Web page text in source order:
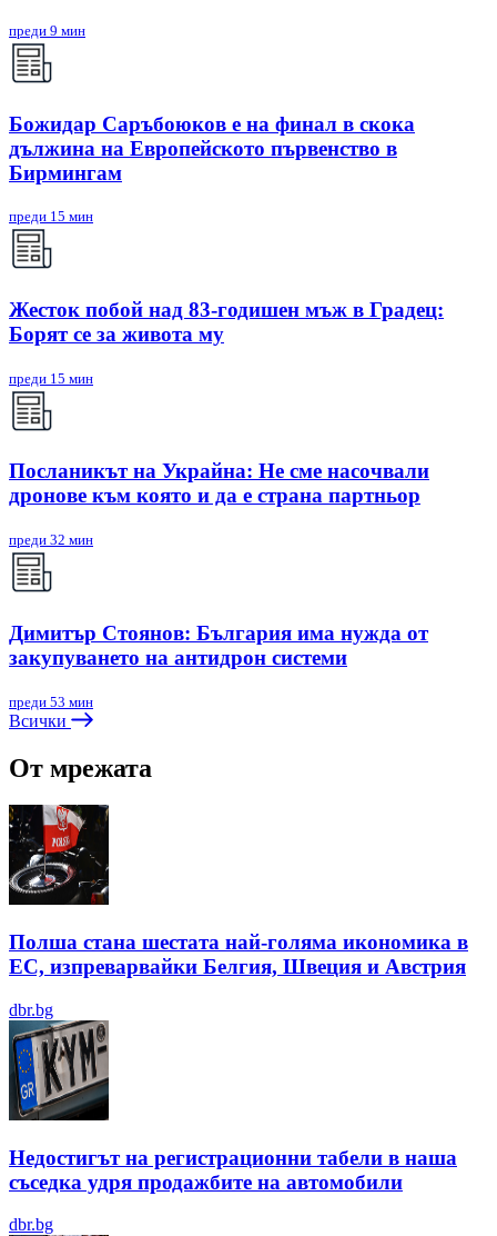
преди 9 мин
Божидар Саръбоюков е на финал в скока
дължина на Европейското първенство в
Бирмингам
преди 15 мин
Жесток побой над 83-годишен мъж в Градец:
Борят се за живота му
преди 15 мин
Посланикът на Украйна: Не сме насочвали
дронове към която и да е страна партньор
преди 32 мин
Димитър Стоянов: България има нужда от
закупуването на антидрон системи
преди 53 мин
Всички
От мрежата
Полша стана шестата най-голяма икономика в
ЕС, изпреварвайки Белгия, Швеция и Австрия
dbr.bg
Недостигът на регистрационни табели в наша
съседка удря продажбите на автомобили
dbr.bg